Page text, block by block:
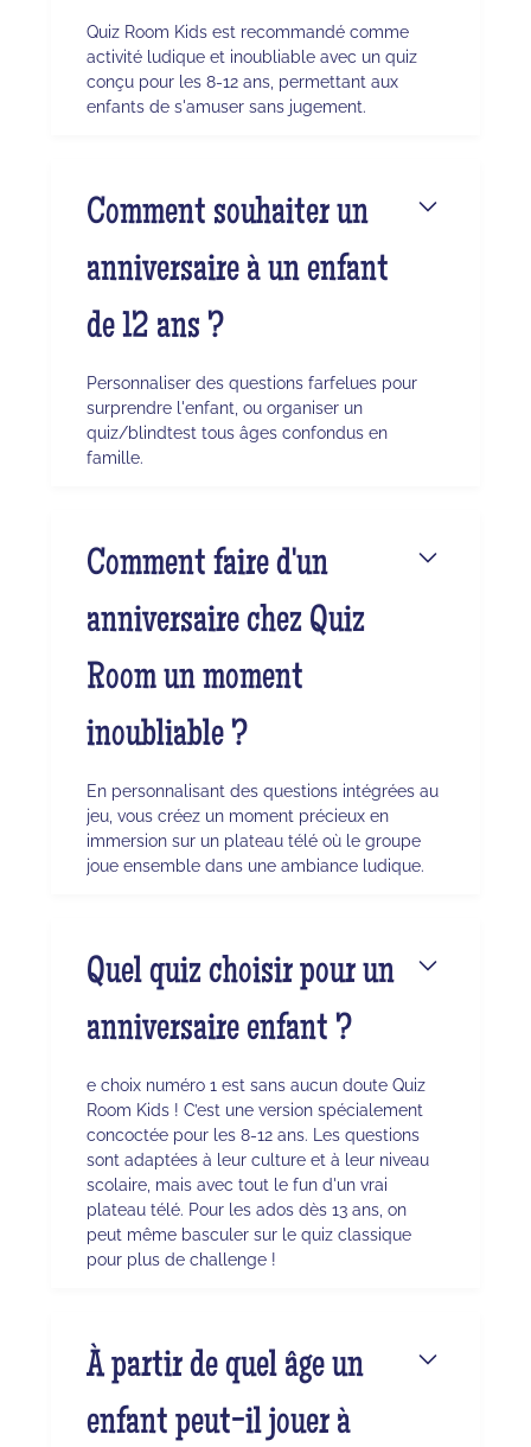
Quiz Room Kids est recommandé comme
activité ludique et inoubliable avec un quiz
conçu pour les 8-12 ans, permettant aux
enfants de s'amuser sans jugement.
Comment souhaiter un
anniversaire à un enfant
de 12 ans ?
Personnaliser des questions farfelues pour
surprendre l'enfant, ou organiser un
quiz/blindtest tous âges confondus en
famille.
Comment faire d'un
anniversaire chez Quiz
Room un moment
inoubliable ?
En personnalisant des questions intégrées au
jeu, vous créez un moment précieux en
immersion sur un plateau télé où le groupe
joue ensemble dans une ambiance ludique.
Quel quiz choisir pour un
anniversaire enfant ?
e choix numéro 1 est sans aucun doute Quiz
Room Kids ! C’est une version spécialement
concoctée pour les 8-12 ans. Les questions
sont adaptées à leur culture et à leur niveau
scolaire, mais avec tout le fun d'un vrai
plateau télé. Pour les ados dès 13 ans, on
peut même basculer sur le quiz classique
pour plus de challenge !
À partir de quel âge un
enfant peut-il jouer à